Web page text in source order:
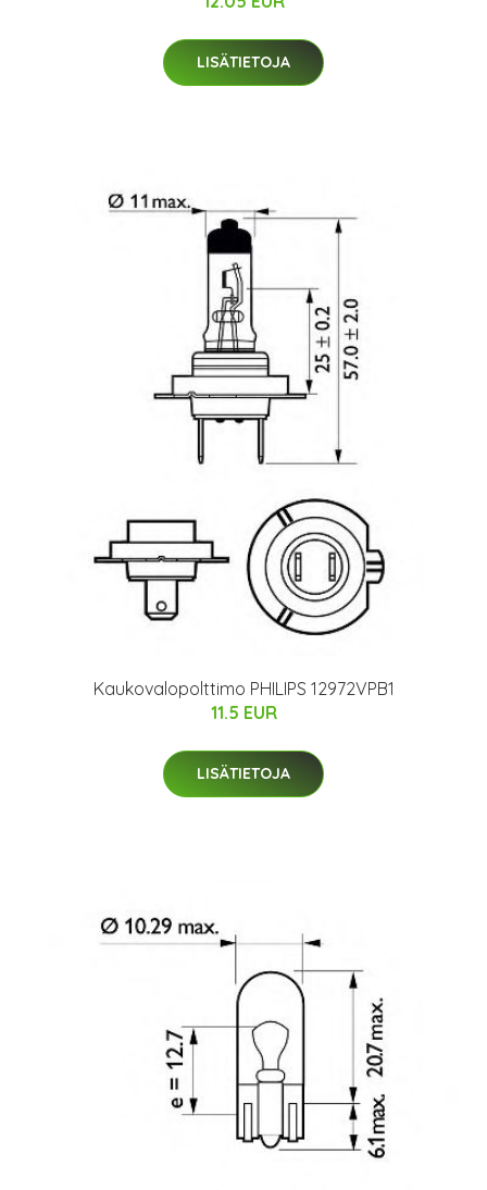
LISÄTIETOJA
Kaukovalopolttimo PHILIPS 12972VPB1
11.5 EUR
LISÄTIETOJA